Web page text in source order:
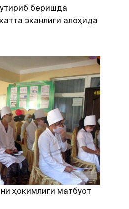
беришда
эканлиги алоҳида
ҳокимлиги матбуот